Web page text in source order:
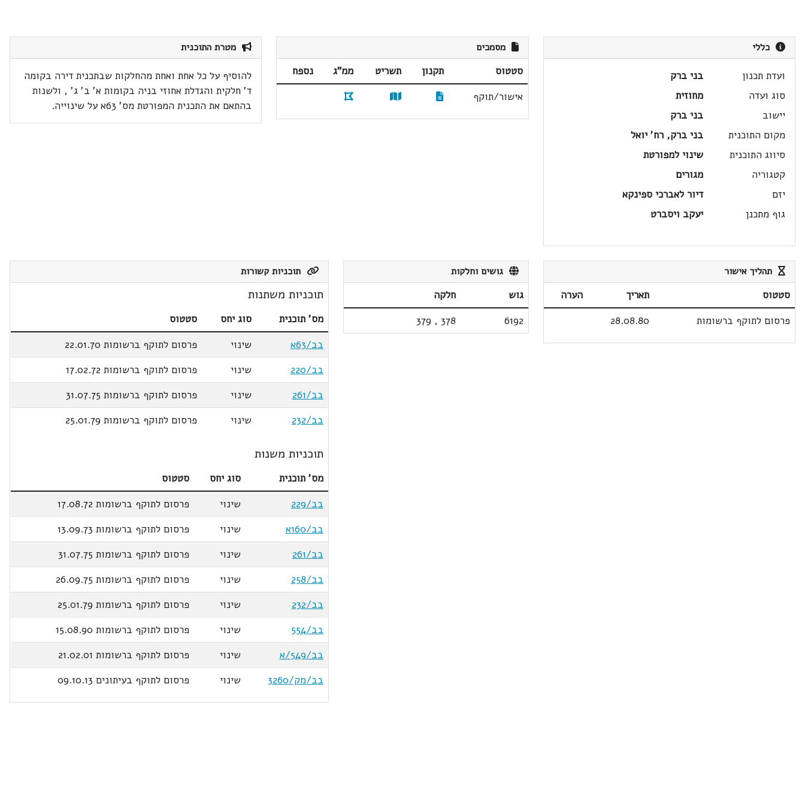
כללי
ועדת תכנון
בני ברק
סוג ועדה
מחוזית
יישוב
בני ברק
מקום התוכנית
בני ברק, רח' יואל
סיווג התוכנית
שינוי למפורטת
קטגוריה
מגורים
יזם
דיור לאברכי ספינקא
גוף מתכנן
יעקב ויסברט
מסמכים
סטטוס תקנון תשריט ממ"ג
נספח
אישור/תוקף
מטרת התוכנית
להוסיף על כל אחת ואחת מהחלקות שבתכנית דירה בקומה
ד' חלקית והגדלת אחוזי בניה בקומות א' ב' ג' , ולשנות
בהתאם את התכנית המפורטת מס' 63א על שינוייה.
תהליך אישור
סטטוס תאריך
הערה
פרסום לתוקף ברשומות
28.08.80
גושים וחלקות
גוש
חלקה
6192
378
,
379
תוכניות קשורות
תוכניות משתנות
מס' תוכנית סוג יחס
סטטוס
בב/63א
שינוי
פרסום לתוקף ברשומות 22.01.70
בב/220
שינוי
פרסום לתוקף ברשומות 17.02.72
בב/261
שינוי
פרסום לתוקף ברשומות 31.07.75
בב/232
שינוי פרסום לתוקף ברשומות 25.01.79
תוכניות משנות
מס' תוכנית סוג יחס
סטטוס
בב/229
שינוי
פרסום לתוקף ברשומות 17.08.72
בב/160א
שינוי
פרסום לתוקף ברשומות 13.09.73
בב/261
שינוי
פרסום לתוקף ברשומות 31.07.75
בב/258
שינוי
פרסום לתוקף ברשומות 26.09.75
בב/232
שינוי
פרסום לתוקף ברשומות 25.01.79
בב/554
שינוי
פרסום לתוקף ברשומות 15.08.90
בב/549/א
שינוי
פרסום לתוקף ברשומות 21.02.01
בב/מק/3260
שינוי פרסום לתוקף בעיתונים 09.10.13